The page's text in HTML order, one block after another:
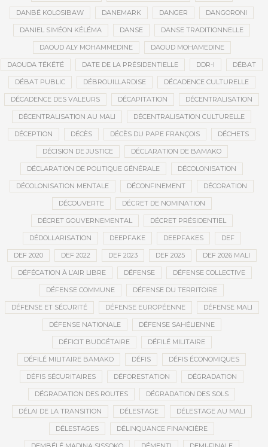
DANBÉ KOLOSIBAW DANEMARK DANGER DANGORONI
DANIEL SIMÉON KÉLÉMA DANSE DANSE TRADITIONNELLE
DAOUD ALY MOHAMMEDINE DAOUD MOHAMEDINE
DAOUDA TÉKÉTÉ DATE DE LA PRÉSIDENTIELLE DDR-I DÉBAT
DÉBAT PUBLIC DÉBROUILLARDISE DÉCADENCE CULTURELLE
DÉCADENCE DES VALEURS DÉCAPITATION DÉCENTRALISATION
DÉCENTRALISATION AU MALI DÉCENTRALISATION CULTURELLE
DÉCEPTION DÉCÈS DÉCÈS DU PAPE FRANÇOIS DÉCHETS
DÉCISION DE JUSTICE DÉCLARATION DE BAMAKO
DÉCLARATION DE POLITIQUE GÉNÉRALE DÉCOLONISATION
DÉCOLONISATION MENTALE DÉCONFINEMENT DÉCORATION
DÉCOUVERTE DÉCRET DE NOMINATION
DÉCRET GOUVERNEMENTAL DÉCRET PRÉSIDENTIEL
DÉDOLLARISATION DEEPFAKE DEEPFAKES DEF
DEF 2020 DEF 2022 DEF 2023 DEF 2025 DEF 2026 MALI
DÉFÉCATION À L’AIR LIBRE DÉFENSE DÉFENSE COLLECTIVE
DÉFENSE COMMUNE DÉFENSE DU TERRITOIRE
DÉFENSE ET SÉCURITÉ DÉFENSE EUROPÉENNE DÉFENSE MALI
DÉFENSE NATIONALE DÉFENSE SAHÉLIENNE
DÉFICIT BUDGÉTAIRE DÉFILÉ MILITAIRE
DÉFILÉ MILITAIRE BAMAKO DÉFIS DÉFIS ÉCONOMIQUES
DÉFIS SÉCURITAIRES DÉFORESTATION DÉGRADATION
DÉGRADATION DES ROUTES DÉGRADATION DES SOLS
DÉLAI DE LA TRANSITION DÉLESTAGE DÉLESTAGE AU MALI
DÉLESTAGES DÉLINQUANCE FINANCIÈRE